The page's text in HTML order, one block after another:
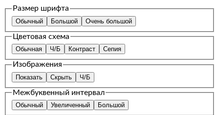
Размер шрифта
Обычный Большой Очень большой
Цветовая схема
Обычная Ч/Б Контраст Сепия
Изображения
Показать Скрыть Ч/Б
Межбуквенный интервал
Обычный Увеличенный Большой